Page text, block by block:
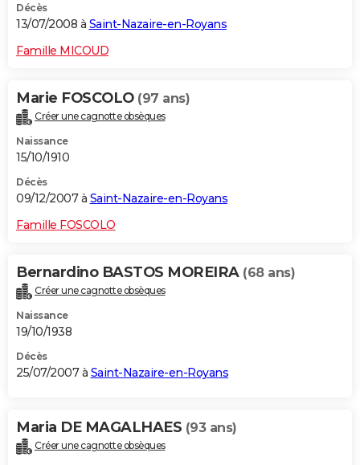
Décès
13/07/2008 à Saint-Nazaire-en-Royans
Famille MICOUD
Marie FOSCOLO (97 ans)
Créer une cagnotte obsèques
Naissance
15/10/1910
Décès
09/12/2007 à Saint-Nazaire-en-Royans
Famille FOSCOLO
Bernardino BASTOS MOREIRA (68 ans)
Créer une cagnotte obsèques
Naissance
19/10/1938
Décès
25/07/2007 à Saint-Nazaire-en-Royans
Maria DE MAGALHAES (93 ans)
Créer une cagnotte obsèques